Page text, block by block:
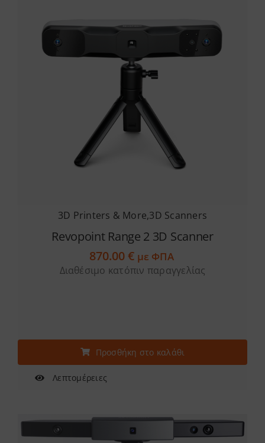
3D Printers & More,3D Scanners
Revopoint Range 2 3D Scanner
870.00€ με ΦΠΑ
Διαθέσιμο κατόπιν παραγγελίας
Προσθήκη στο καλάθι
Λεπτομέρειες